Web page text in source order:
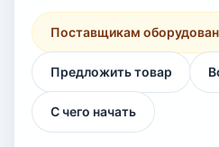
Поставщикам
Предложить товар
С чего начать